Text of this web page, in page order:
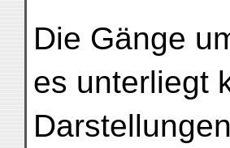
Die Gänge
es unterliegt